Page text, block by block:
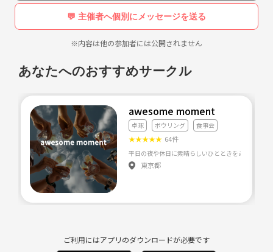
💬 主催者へ個別にメッセージを送る
※内容は他の参加者には公開されません
あなたへのおすすめサークル
awesome moment
卓球 ボウリング 食事会
★★★★★ 64件
平日の夜や休日に素晴らしいひとときをみんなと
東京都
ご利用にはアプリのダウンロードが必要です